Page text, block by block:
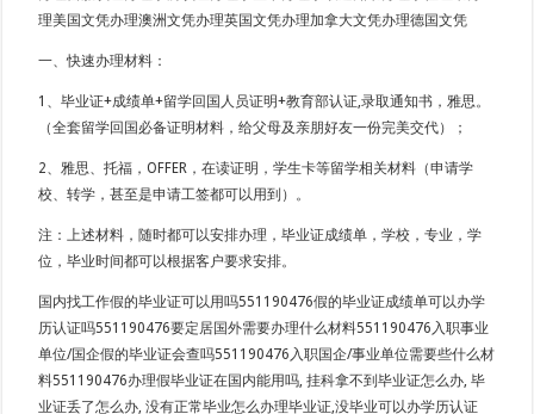
理美国文凭办理澳洲文凭办理英国文凭办理加拿大文凭办理德国文凭
一、快速办理材料：
1、毕业证+成绩单+留学回国人员证明+教育部认证,录取通知书，雅思。
（全套留学回国必备证明材料，给父母及亲朋好友一份完美交代）；
2、雅思、托福，OFFER，在读证明，学生卡等留学相关材料（申请学
校、转学，甚至是申请工签都可以用到）。
注：上述材料，随时都可以安排办理，毕业证成绩单，学校，专业，学
位，毕业时间都可以根据客户要求安排。
国内找工作假的毕业证可以用吗551190476假的毕业证成绩单可以办学
历认证吗551190476要定居国外需要办理什么材料551190476入职事业
单位/国企假的毕业证会查吗551190476入职国企/事业单位需要些什么材
料551190476办理假毕业证在国内能用吗, 挂科拿不到毕业证怎么办, 毕
业证丢了怎么办, 没有正常毕业怎么办理毕业证,没毕业可以办学历认证